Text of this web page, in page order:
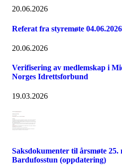
20.06.2026
Referat fra styremøte 04.06.2026
20.06.2026
Verifisering av medlemskap i
Norges Idrettsforbund
19.03.2026
Saksdokumenter til årsmøte 25.
Bardufosstun (oppdatering)